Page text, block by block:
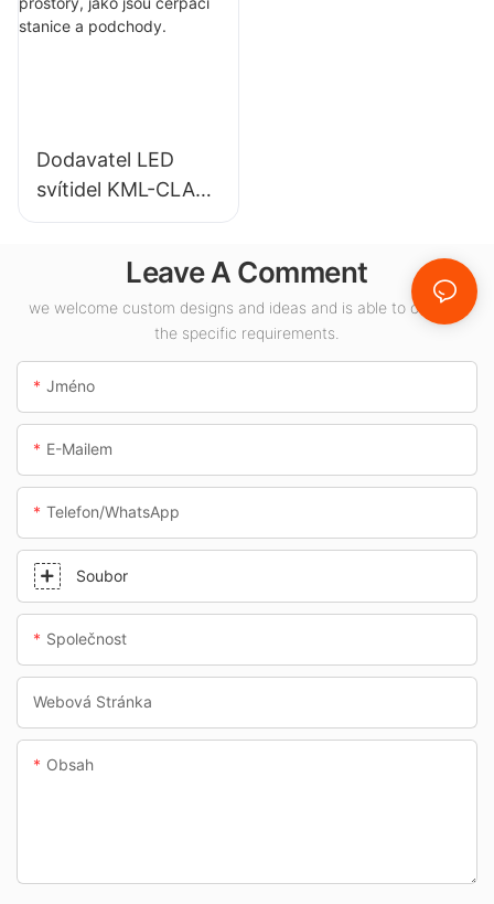
závody, sklady a
Dodavatel LED
svítidel KML-CLA
100W pro vnitřní
čerpací stanice a
podchody.
Leave A Comment
we welcome custom designs and ideas and is able to cater to
the specific requirements.
Jméno
E-Mailem
Telefon/whatsApp
Soubor
Společnost
Webová Stránka
Obsah